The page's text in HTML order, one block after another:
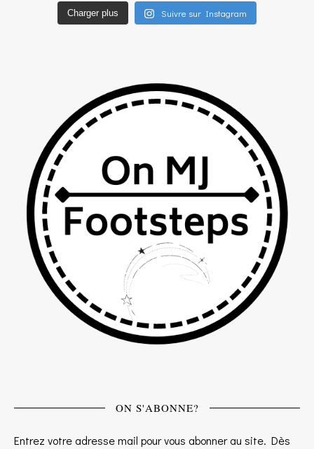
Charger plus Suivre sur Instagram
ON S'ABONNE?
Entrez votre adresse mail pour vous abonner au site. Dès